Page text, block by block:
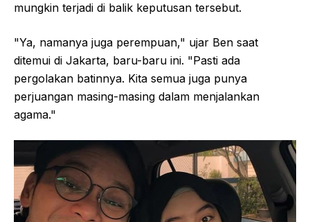
mungkin terjadi di balik keputusan tersebut.
"Ya, namanya juga perempuan," ujar Ben saat
ditemui di Jakarta, baru-baru ini. "Pasti ada
pergolakan batinnya. Kita semua juga punya
perjuangan masing-masing dalam menjalankan
agama."